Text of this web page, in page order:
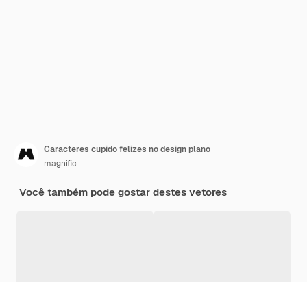
Caracteres cupido felizes no design plano
magnific
Você também pode gostar destes vetores